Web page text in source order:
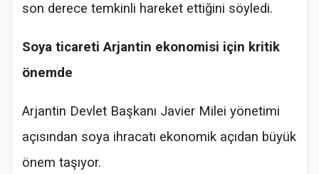
son derece temkinli hareket ettiğini söyledi.
Soya ticareti Arjantin ekonomisi için kritik
önemde
Arjantin Devlet Başkanı Javier Milei yönetimi
açısından soya ihracatı ekonomik açıdan büyük
önem taşıyor.